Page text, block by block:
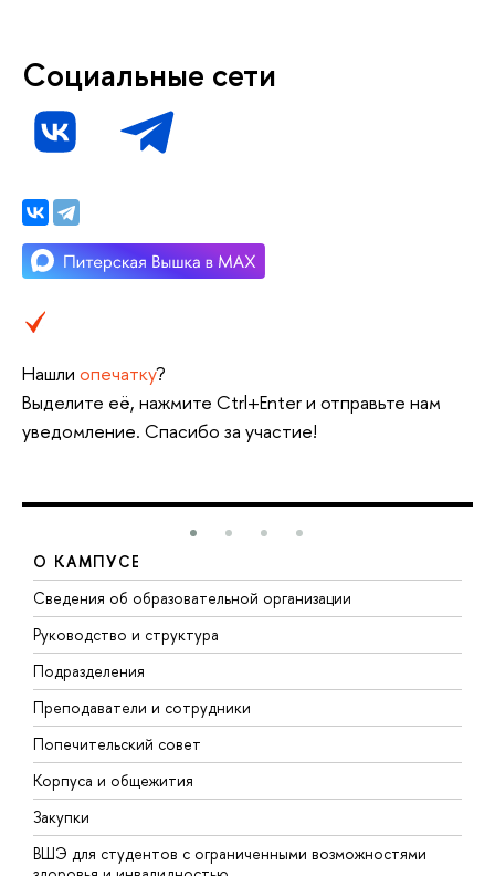
Социальные сети
Нашли опечатку?
Выделите её, нажмите Ctrl+Enter и отправьте нам
уведомление. Спасибо за участие!
О КАМПУСЕ
Сведения об образовательной организации
Руководство и структура
Подразделения
Преподаватели и сотрудники
Попечительский совет
Корпуса и общежития
Закупки
ВШЭ для студентов с ограниченными возможностями